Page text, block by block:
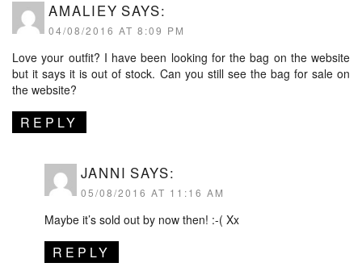
AMALIEY SAYS:
04/08/2016 AT 8:09 PM
Love your outfit? I have been looking for the bag on the website
but it says it is out of stock. Can you still see the bag for sale on
the website?
REPLY
JANNI SAYS:
05/08/2016 AT 11:16 AM
Maybe it’s sold out by now then! :-( Xx
REPLY